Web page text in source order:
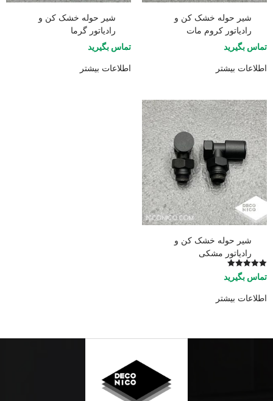
شیر حوله خشک کن و
رادیاتور کروم مات
تماس بگیرید
اطلاعات بیشتر
شیر حوله خشک کن و
رادیاتور گرما
تماس بگیرید
اطلاعات بیشتر
شیر حوله خشک کن و
رادیاتور مشکی
امتیاز
5.00
تماس بگیرید
اطلاعات بیشتر